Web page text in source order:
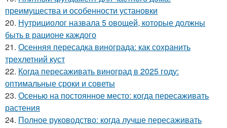
преимущества и особенности установки
20. Нутрициолог назвала 5 овощей, которые должны
быть в рационе каждого
21. Осенняя пересадка винограда: как сохранить
трехлетний куст
22. Когда пересаживать виноград в 2025 году:
оптимальные сроки и советы
23. Осенью на постоянное место: когда пересаживать
растения
24. Полное руководство: когда лучше пересаживать